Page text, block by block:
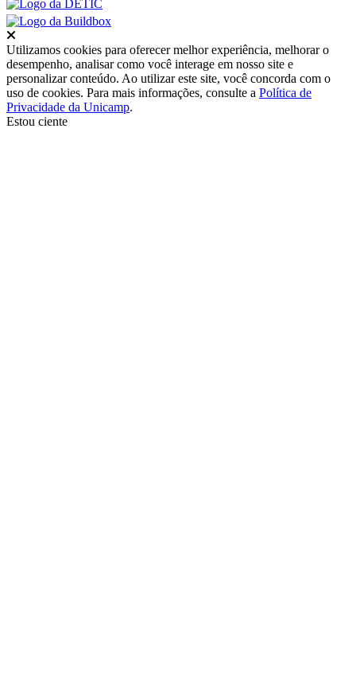
Utilizamos cookies para oferecer melhor experiência, melhorar o
desempenho, analisar como você interage em nosso site e
personalizar conteúdo. Ao utilizar este site, você concorda com o
uso de cookies. Para mais informações, consulte a Política de
Privacidade da Unicamp.
Estou ciente